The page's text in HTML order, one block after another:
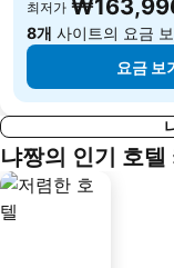
최저가
8개 사이트의 요금
요금 보
냐짱의 인기 호텔